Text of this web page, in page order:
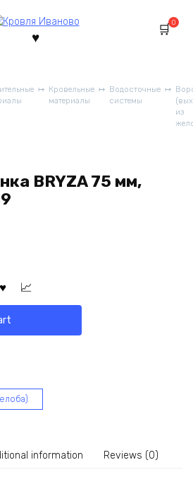
0
Кровельные
материалы
Водосточные
системы
из
BRYZA 75 мм,
information Reviews (0)